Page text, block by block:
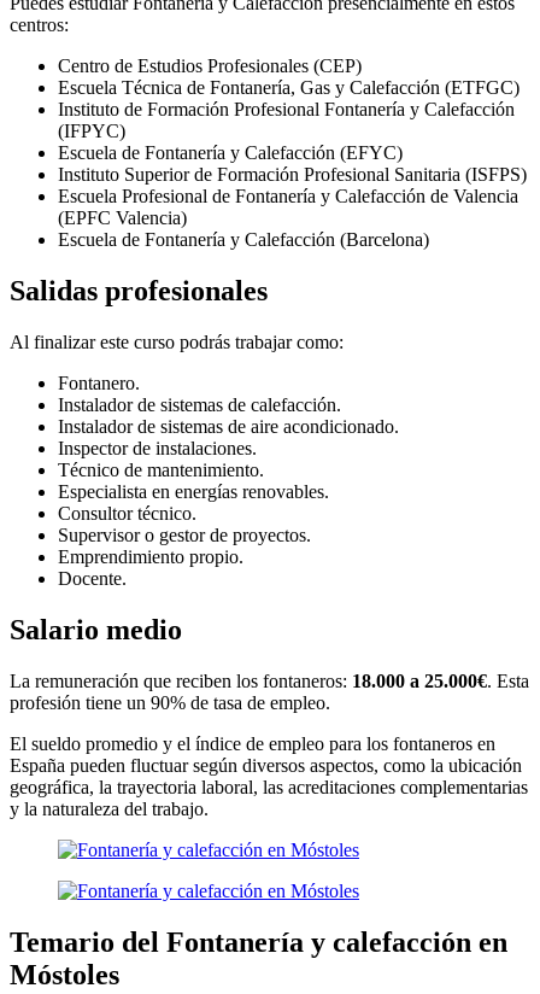
centros:
Centro de Estudios Profesionales (CEP)
Escuela Técnica de Fontanería, Gas y Calefacción (ETFGC)
Instituto de Formación Profesional Fontanería y Calefacción
(IFPYC)
Escuela de Fontanería y Calefacción (EFYC)
Instituto Superior de Formación Profesional Sanitaria (ISFPS)
Escuela Profesional de Fontanería y Calefacción de Valencia
(EPFC Valencia)
Escuela de Fontanería y Calefacción (Barcelona)
Salidas profesionales
Al finalizar este curso podrás trabajar como:
Fontanero.
Instalador de sistemas de calefacción.
Instalador de sistemas de aire acondicionado.
Inspector de instalaciones.
Técnico de mantenimiento.
Especialista en energías renovables.
Consultor técnico.
Supervisor o gestor de proyectos.
Emprendimiento propio.
Docente.
Salario medio
La remuneración que reciben los fontaneros: 18.000 a 25.000€. Esta
profesión tiene un 90% de tasa de empleo.
El sueldo promedio y el índice de empleo para los fontaneros en
España pueden fluctuar según diversos aspectos, como la ubicación
geográfica, la trayectoria laboral, las acreditaciones complementarias
y la naturaleza del trabajo.
Temario del Fontanería y calefacción en
Móstoles